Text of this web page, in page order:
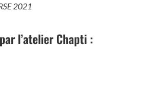
2021
l’atelier Chapti :